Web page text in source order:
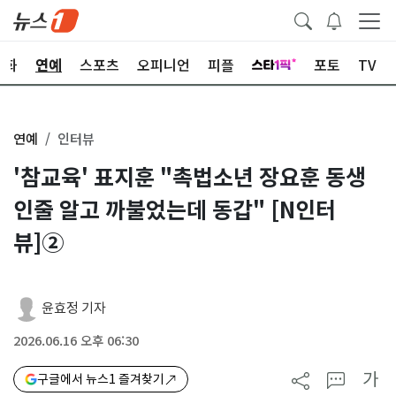
화 연예 스포츠 오피니언 피플 포토 TV
연예 인터뷰
'참교육' 표지훈 "촉법소년 장요훈 동생
인줄 알고 까불었는데 동갑" [N인터
뷰]②
윤효정 기자
2026.06.16 오후 06:30
구글에서 뉴스1 즐겨찾기 가